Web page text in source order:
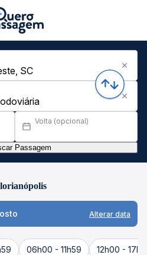
Volta (opcional)
Passagem
Alterar data
06h00 - 11h59 12h00 -